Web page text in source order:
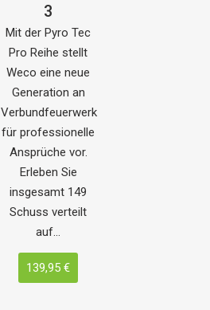
3
Mit der Pyro Tec
Pro Reihe stellt
Weco eine neue
Generation an
Verbundfeuerwerk
für professionelle
Ansprüche vor.
Erleben Sie
insgesamt 149
Schuss verteilt
auf…
139,95 €